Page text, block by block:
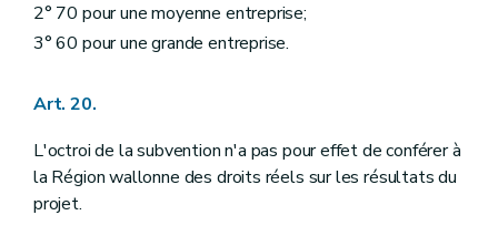
2° 70 pour une moyenne entreprise;
3° 60 pour une grande entreprise.
Art. 20.
L'octroi de la subvention n'a pas pour effet de conférer à
la Région wallonne des droits réels sur les résultats du
projet.